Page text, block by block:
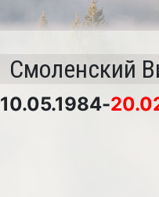
Смоленский
10.05.1984-